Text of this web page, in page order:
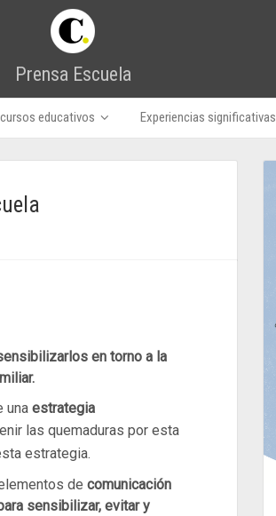
Prensa Escuela
educativos Experiencias significativas
en torno a la
una estrategia
las quemaduras por esta
estrategia.
de comunicación
sensibilizar, evitar y